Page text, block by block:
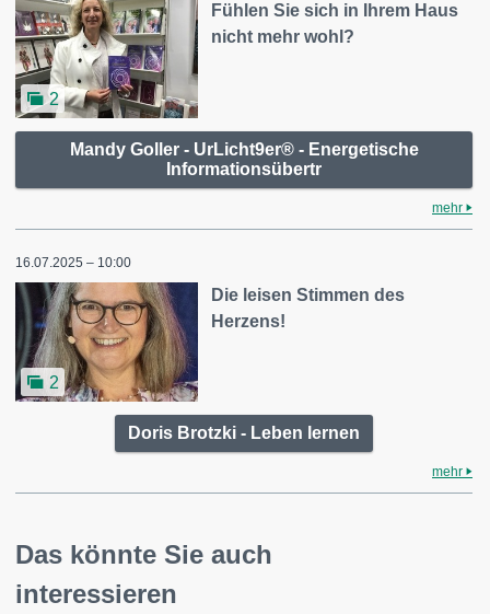
2
Fühlen Sie sich in Ihrem Haus
nicht mehr wohl?
Mandy Goller - UrLicht9er® - Energetische
Informationsübertr
mehr
16.07.2025 – 10:00
2
Die leisen Stimmen des
Herzens!
Doris Brotzki - Leben lernen
mehr
Das könnte Sie auch
interessieren